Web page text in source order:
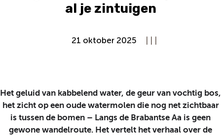
al je zintuigen
21 oktober 2025
Het geluid van kabbelend water, de geur van vochtig bos,
het zicht op een oude watermolen die nog net zichtbaar
is tussen de bomen – Langs de Brabantse Aa is geen
gewone wandelroute. Het vertelt het verhaal over de